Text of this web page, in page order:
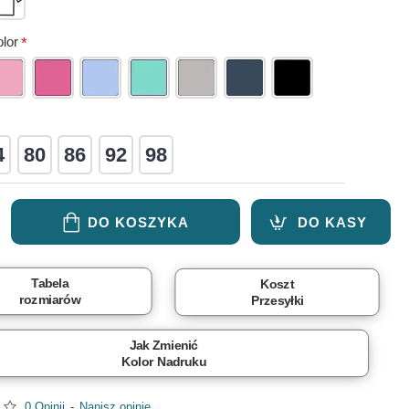
80 86 92 98
DO KOSZYKA DO KASY
Tabela
rozmiarów
Koszt
Przesyłki
Jak Zmienić
Kolor Nadruku